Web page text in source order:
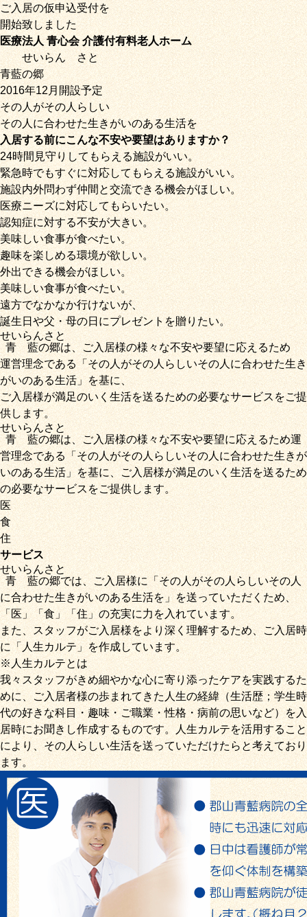
ご入居の仮申込受付を
開始致しました
医療法人 青心会 介護付有料老人ホーム
せいらんさと
青藍の郷
2016年12月開設予定
その人がその人らしい
その人に合わせた生きがいのある生活を
入居する前にこんな不安や要望はありますか？
24時間見守りしてもらえる施設がいい。
緊急時でもすぐに対応してもらえる施設がいい。
施設内外問わず仲間と交流できる機会がほしい。
医療ニーズに対応してもらいたい。
認知症に対する不安が大きい。
美味しい食事が食べたい。
趣味を楽しめる環境が欲しい。
外出できる機会がほしい。
美味しい食事が食べたい。
遠方でなかなか行けないが、
誕生日や父・母の日にプレゼントを贈りたい。
青藍
せいらん
の郷
さと
は、ご入居様の様々な不安や要望に応えるため
運営理念である「その人がその人らしいその人に合わせた生き
がいのある生活」を基に、
ご入居様が満足のいく生活を送るための必要なサービスをご提
供します。
青藍
せいらん
の郷
さと
は、ご入居様の様々な不安や要望に応えるため運
営理念である「その人がその人らしいその人に合わせた生きが
いのある生活」を基に、ご入居様が満足のいく生活を送るため
の必要なサービスをご提供します。
医
食
住
サービス
青藍
せいらん
の郷
さと
では、ご入居様に「その人がその人らしいその人
に合わせた生きがいのある生活を」を送っていただくため、
「医」 「食」「住」の充実に力を入れています。
また、スタッフがご入居様をより深く理解するため、ご入居時
に「人生カルテ」を作成しています。
※人生カルテとは
我々スタッフがきめ細やかな心に寄り添ったケアを実践するた
めに、ご入居者様の歩まれてきた人生の経緯（生活歴；学生時
代の好きな科目・趣味・ご職業・性格・病前の思いなど）を入
居時にお聞きし作成するものです。人生カルテを活用すること
により、その人らしい生活を送っていただけたらと考えており
ます。